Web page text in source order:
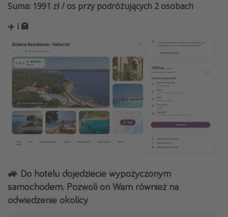
Suma: 1991 zł / os przy podróżujących 2 osobach
✈️ i 🏩
🚙 Do hotelu dojedziecie wypożyczonym
samochodem. Pozwoli on Wam również na
odwiedzenie okolicy